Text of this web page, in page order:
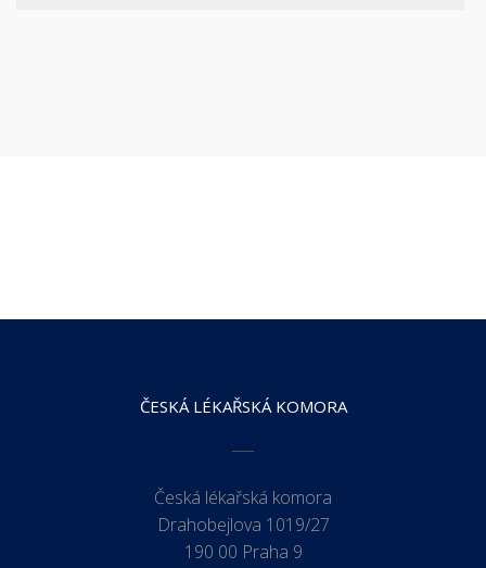
ČESKÁ LÉKAŘSKÁ KOMORA
Česká lékařská komora
Drahobejlova 1019/27
190 00 Praha 9